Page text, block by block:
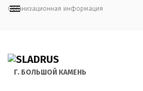
Организационная информация
Г. БОЛЬШОЙ КАМЕНЬ